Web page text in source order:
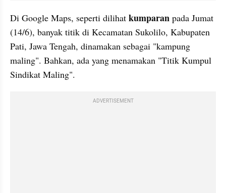
Di Google Maps, seperti dilihat kumparan pada Jumat
(14/6), banyak titik di Kecamatan Sukolilo, Kabupaten
Pati, Jawa Tengah, dinamakan sebagai "kampung
maling". Bahkan, ada yang menamakan "Titik Kumpul
Sindikat Maling".
ADVERTISEMENT